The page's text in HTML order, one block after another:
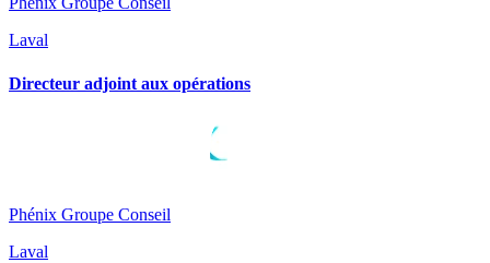
Laval
Directeur adjoint aux opérations
Phénix Groupe Conseil
Laval